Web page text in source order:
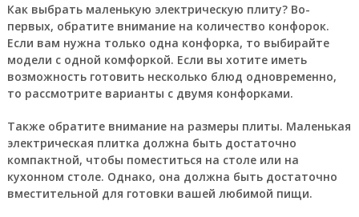
Как выбрать маленькую электрическую плиту? Во-
первых, обратите внимание на количество конфорок.
Если вам нужна только одна конфорка, то выбирайте
модели с одной комфоркой. Если вы хотите иметь
возможность готовить несколько блюд одновременно,
то рассмотрите варианты с двумя конфорками.
Также обратите внимание на размеры плиты. Маленькая
электрическая плитка должна быть достаточно
компактной, чтобы поместиться на столе или на
кухонном столе. Однако, она должна быть достаточно
вместительной для готовки вашей любимой пищи.